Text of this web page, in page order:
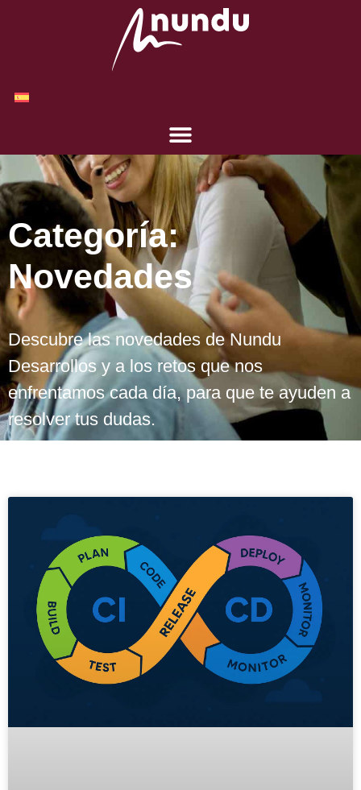
Categoría:
Novedades
Descubre las novedades de Nundu
Desarrollos y a los retos que nos
enfrentamos cada día, para que te ayuden a
resolver tus dudas.